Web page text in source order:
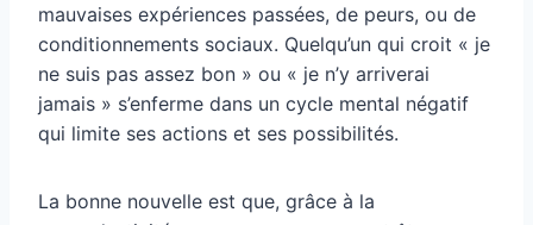
mauvaises expériences passées, de peurs, ou de
conditionnements sociaux. Quelqu’un qui croit « je
ne suis pas assez bon » ou « je n’y arriverai
jamais » s’enferme dans un cycle mental négatif
qui limite ses actions et ses possibilités.
La bonne nouvelle est que, grâce à la